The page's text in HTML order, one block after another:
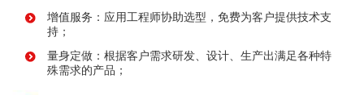
增值服务：应用工程师协助选型，免费为客户提供技术支
持；
量身定做：根据客户需求研发、设计、生产出满足各种特
殊需求的产品；